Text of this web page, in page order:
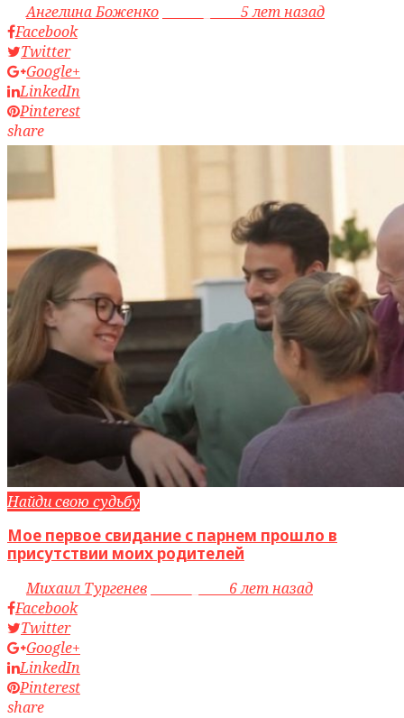
byАнгелина Боженко
5 лет назад
Facebook
Twitter
Google+
LinkedIn
Pinterest
share
Найди свою судьбу
Мое первое свидание с парнем прошло в
присутствии моих родителей
byМихаил Тургенев
6 лет назад
Facebook
Twitter
Google+
LinkedIn
Pinterest
share